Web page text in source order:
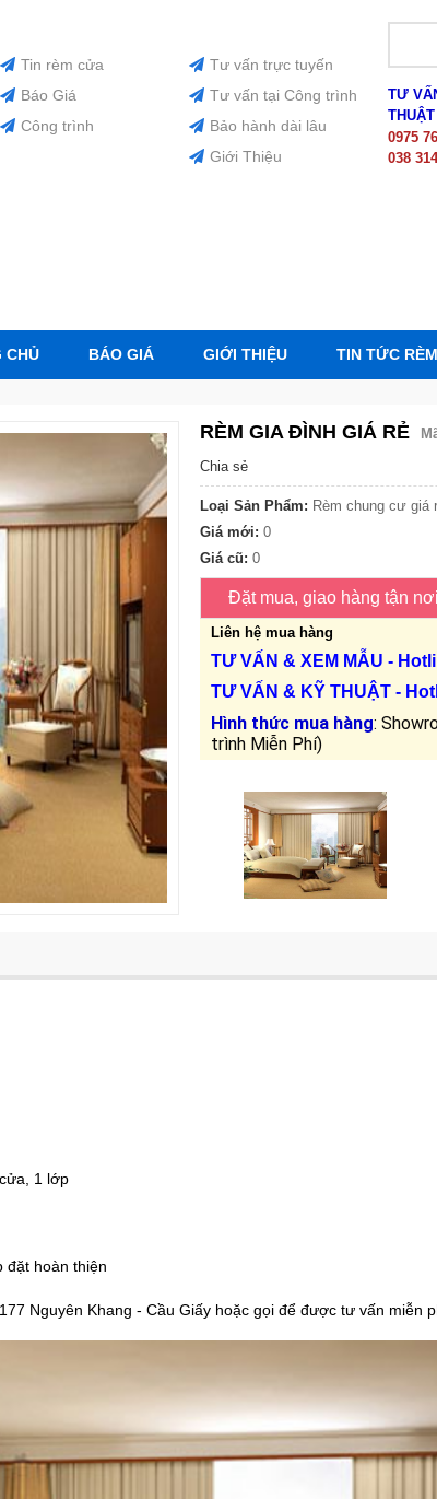
Tin rèm cửa
Báo Giá
Công trình
Tư vấn trực tuyến
Tư vấn tại Công trình
Bảo hành dài lâu
Giới Thiệu
TƯ
THUẬT
0975
038
CHỦ BÁO GIÁ GIỚI THIỆU TIN TỨC RÈM
RÈM GIA ĐÌNH GIÁ RẺ
Chia sẻ
Loại Sản Phẩm: Rèm chung cư giá
Giá mới:0
Giá cũ:0
Liên hệ mua hàng
TƯ VẤN &XEM MẪU-
TƯ VẤN & KỸ THUẬT -
Hình thức mua hàng:
trình Miễn Phí)
1 lớp
đặt hoàn thiện
Nguyên Khang - Cầu Giấy hoặc gọi để được tư vấn miễn